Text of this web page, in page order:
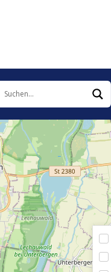
& Umwelt